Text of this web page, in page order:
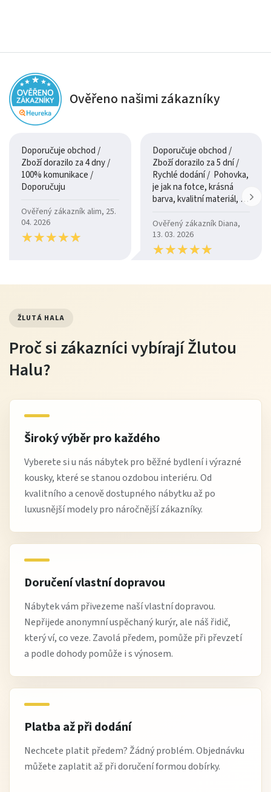
Ověřeno našimi zákazníky
Doporučuje obchod /
Zboží dorazilo za 4 dny /
100% komunikace /
Doporučuju
Ověřený zákazník alim, 25.
04. 2026
★★★★★
★★★★★
Doporučuje obchod /
Zboží dorazilo za 5 dní /
Rychlé dodání / Pohovka,
je jak na fotce, krásná
barva, kvalitní materiál, a
Ověřený zákazník Diana,
13. 03. 2026
★★★★★
★★★★★
ŽLUTÁ HALA
Proč si zákazníci vybírají Žlutou
Halu?
Široký výběr pro každého
Vyberete si u nás nábytek pro běžné bydlení i výrazné
kousky, které se stanou ozdobou interiéru. Od
kvalitního a cenově dostupného nábytku až po
luxusnější modely pro náročnější zákazníky.
Doručení vlastní dopravou
Nábytek vám přivezeme naší vlastní dopravou.
Nepřijede anonymní uspěchaný kurýr, ale náš řidič,
který ví, co veze. Zavolá předem, pomůže při převzetí
a podle dohody pomůže i s výnosem.
Platba až při dodání
Nechcete platit předem? Žádný problém. Objednávku
můžete zaplatit až při doručení formou dobírky.